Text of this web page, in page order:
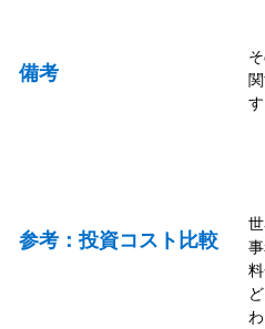
備考
す
参考：投資コスト比較